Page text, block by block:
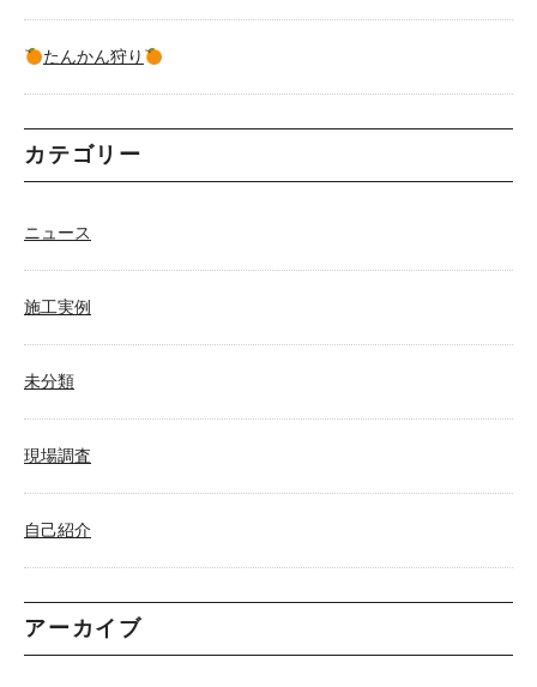
たんかん狩り
カテゴリー
ニュース
施工実例
未分類
現場調査
自己紹介
アーカイブ